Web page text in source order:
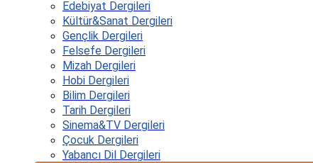
Edebiyat Dergileri
Kültür&Sanat Dergileri
Gençlik Dergileri
Felsefe Dergileri
Mizah Dergileri
Hobi Dergileri
Bilim Dergileri
Tarih Dergileri
Sinema&TV Dergileri
Çocuk Dergileri
Yabancı Dil Dergileri